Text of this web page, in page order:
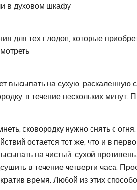
в духовом шкафу
для тех плодов, которые
высыпать на сухую, раскаленную
в течение нескольких минут.
сковородку нужно снять с
остается тот же, что и в
на чистый, сухой
в течение четверти часа.
время. Любой из этих